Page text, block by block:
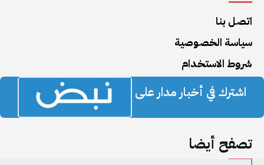
اتصل بنا
سياسة الخصوصية
شروط الاستخدام
اشترك في أخبار مدار على
تصفح أيضا